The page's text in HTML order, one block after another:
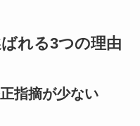
れる3つの理由
指摘が少ない